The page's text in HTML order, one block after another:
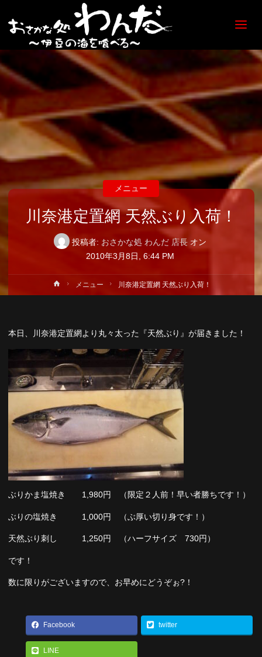
屋】
かな
処
わん
だ
川奈港定置網 天然ぶり入荷！
投稿者: おさかな処 わんだ 店長 オン
2010年3月8日, 6:44 PM
メニュー
ホ
ー
メニュー 川奈港定置網 天然ぶり入荷！
本日、川奈港定置網より丸々太った『天然ぶり』が届きました！
ぶりかま塩焼き 1,980円 （限定２人前！早い者勝ちです！）
ぶりの塩焼き 1,000円 （ぶ厚い切り身です！）
天然ぶり刺し 1,250円 （ハーフサイズ 730円）
です！
数に限りがございますので、お早めにどうぞぉ?！
Facebook twitter
LINE